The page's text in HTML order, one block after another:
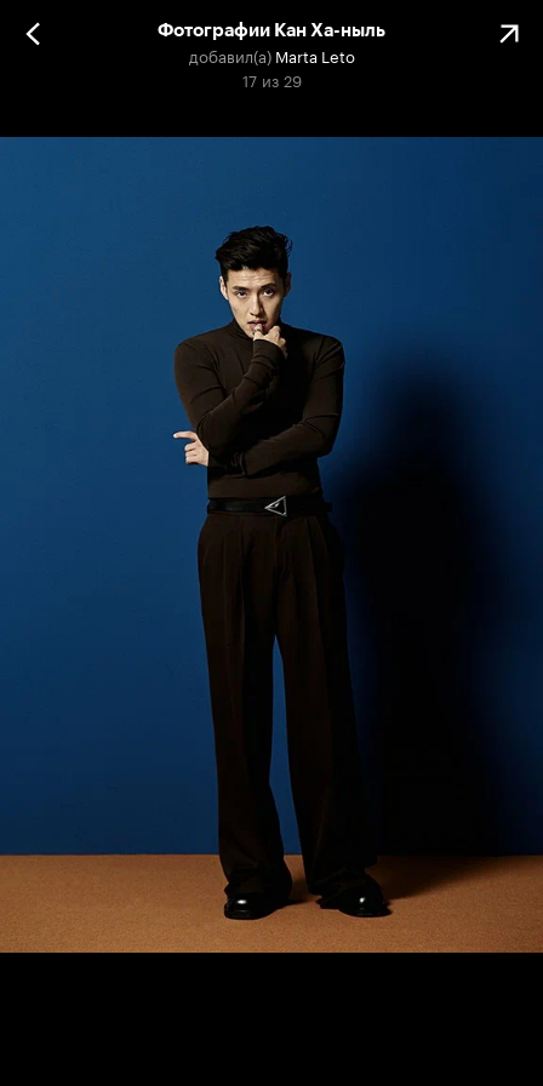
Фотографии Кан Ха-ныль
добавил(а) Marta Leto
17 из 29